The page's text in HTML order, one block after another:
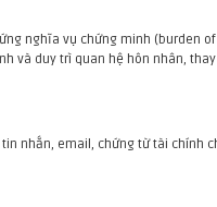
nghĩa vụ chứng minh (burden
và duy trì quan hệ hôn nhân,
nhắn, email, chứng từ tài chính